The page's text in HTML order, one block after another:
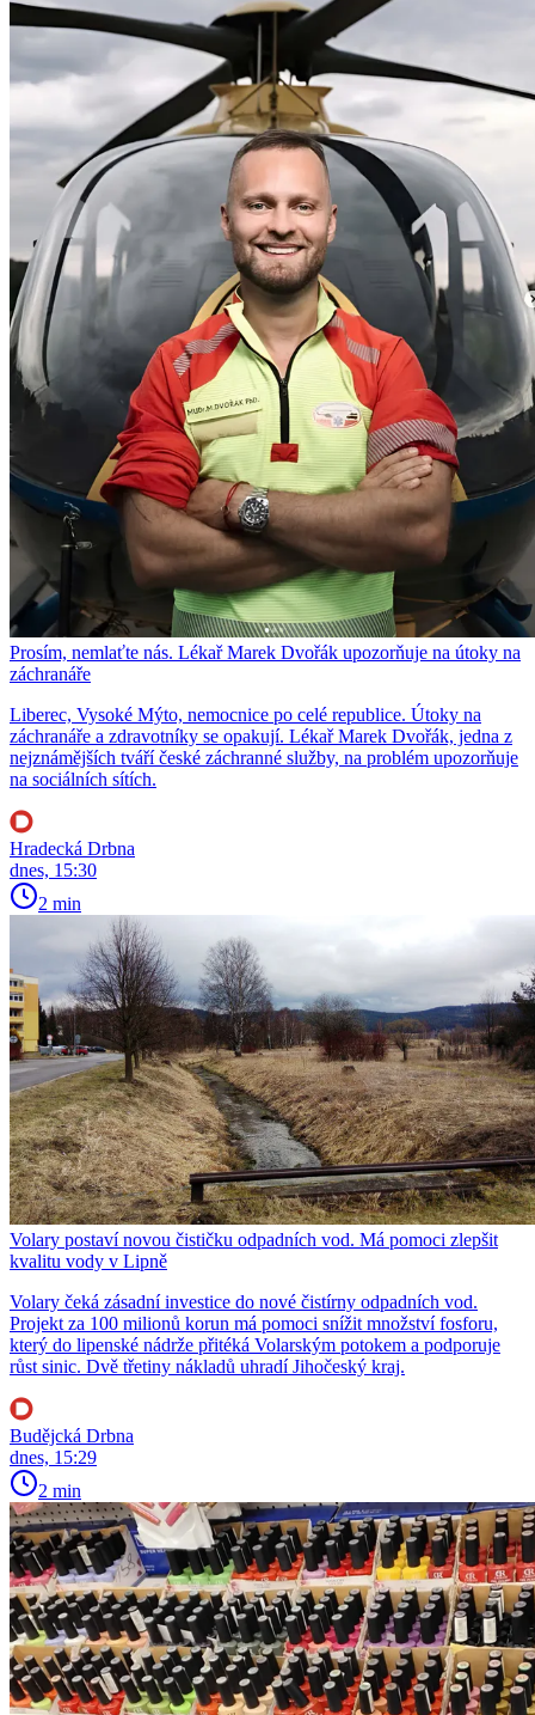
Prosím, nemlaťte nás. Lékař Marek Dvořák upozorňuje na útoky na
záchranáře
Liberec, Vysoké Mýto, nemocnice po celé republice. Útoky na
záchranáře a zdravotníky se opakují. Lékař Marek Dvořák, jedna z
nejznámějších tváří české záchranné služby, na problém upozorňuje
na sociálních sítích.
Hradecká Drbna
dnes, 15:30
2 min
Volary postaví novou čističku odpadních vod. Má pomoci zlepšit
kvalitu vody v Lipně
Volary čeká zásadní investice do nové čistírny odpadních vod.
Projekt za 100 milionů korun má pomoci snížit množství fosforu,
který do lipenské nádrže přitéká Volarským potokem a podporuje
růst sinic. Dvě třetiny nákladů uhradí Jihočeský kraj.
Budějcká Drbna
dnes, 15:29
2 min